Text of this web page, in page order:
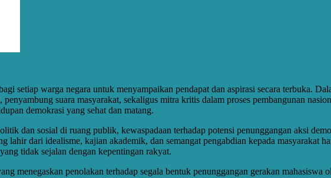
setiap warga negara untuk menyampaikan pendapat dan aspirasi secara terbuka.
suara masyarakat, sekaligus mitra kritis dalam proses pembangunan
demokrasi yang sehat dan matang.
dan sosial di ruang publik, kewaspadaan terhadap potensi penunggangan aksi
lahir dari idealisme, kajian akademik, dan semangat pengabdian kepada masyarakat
tidak sejalan dengan kepentingan rakyat.
menegaskan penolakan terhadap segala bentuk penunggangan gerakan